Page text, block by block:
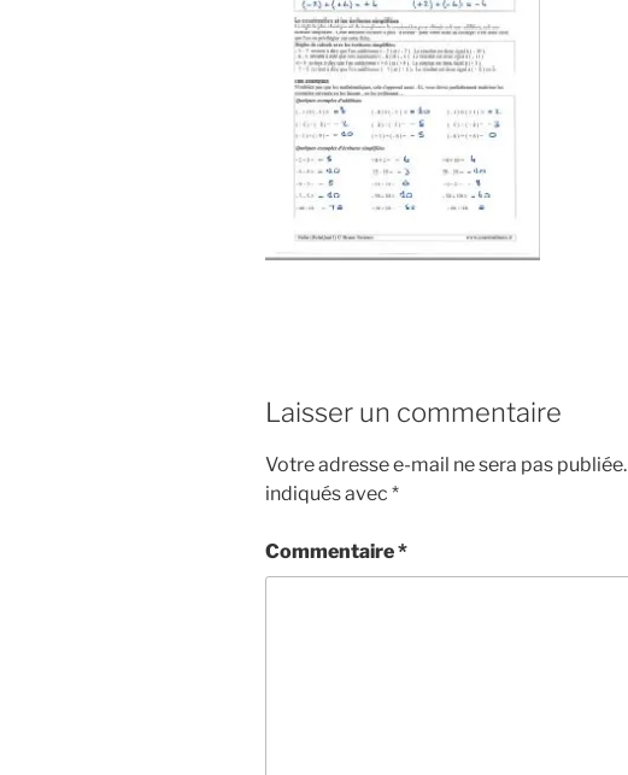
Laisser un commentaire
Votre adresse e-mail ne sera pas publiée.
indiqués avec *
Commentaire*